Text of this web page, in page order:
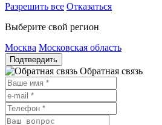
Разрешить все Отказаться
Выберите свой регион
Москва Московская область
Подтвердить
Обратная связь